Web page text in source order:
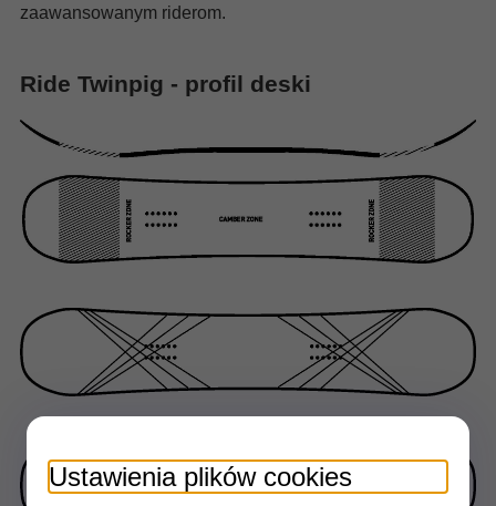
zaawansowanym riderom.
Ride Twinpig - profil deski
Ustawienia plików cookies